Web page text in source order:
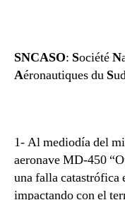
SNCASO: SociétéN
Aéronautiques du S
1- Al mediodía del
aeronave MD-450
una falla catastrófica
impactando con el